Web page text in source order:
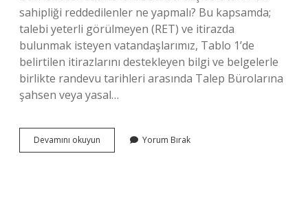
sahipliği reddedilenler ne yapmalı? Bu kapsamda;
talebi yeterli görülmeyen (RET) ve itirazda
bulunmak isteyen vatandaşlarımız, Tablo 1’de
belirtilen itirazlarını destekleyen bilgi ve belgelerle
birlikte randevu tarihleri ​​arasında Talep Bürolarına
şahsen veya yasal…
Devamını okuyun
Hak
Yorum Bırak